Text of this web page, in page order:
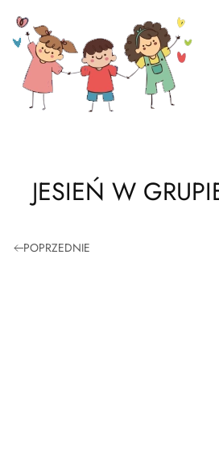
Skip to main content
JESIEŃ W
POPRZEDNIE